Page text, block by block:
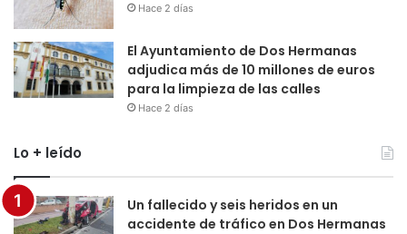
Hace 2 días
El Ayuntamiento de Dos Hermanas
adjudica más de 10 millones de euros
para la limpieza de las calles
Hace 2 días
Lo + leído
Un fallecido y seis heridos en un
accidente de tráfico en Dos Hermanas